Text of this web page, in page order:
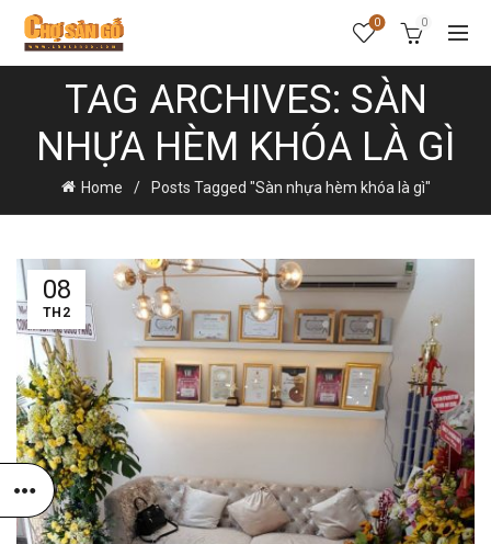
0 0
TAG ARCHIVES: SÀN
NHỰA HÈM KHÓA LÀ GÌ
Home Posts Tagged "Sàn nhựa hèm khóa là gì"
08
TH2